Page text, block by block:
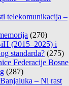
telekomunikacija –
(270)
(2015–2025) i
standarda? (275)
Federacije Bosne
(287)
– Ni rast